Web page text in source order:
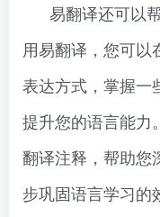
易翻译还可以
用易翻译，您可
表达方式，掌握一
提升您的语言能力
翻译注释，帮助您
步巩固语言学习的